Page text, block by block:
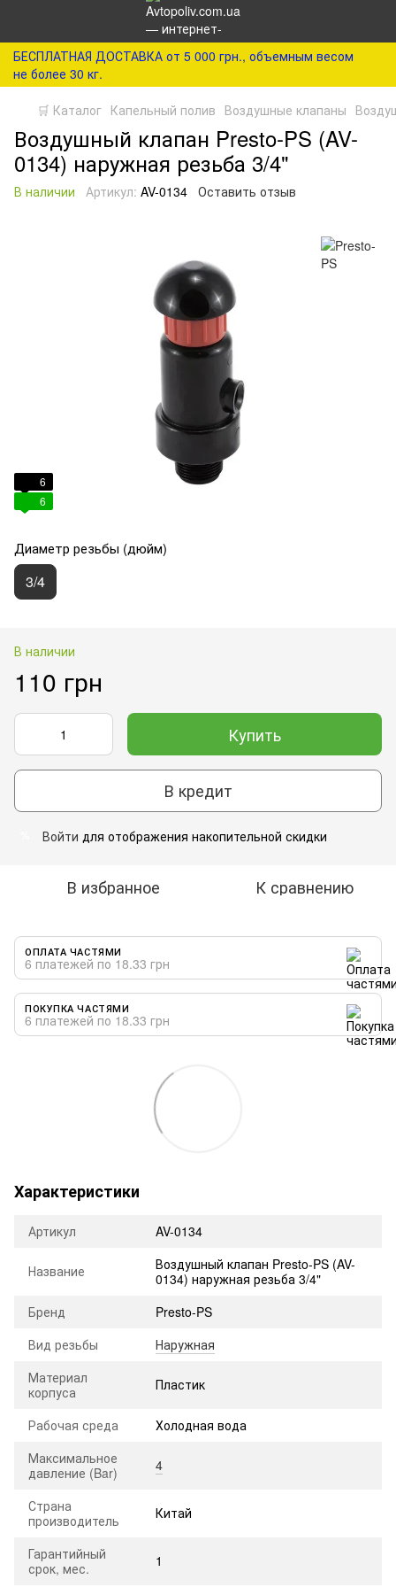
БЕСПЛАТНАЯ ДОСТАВКА от 5 000 грн., объемным весом
не более 30 кг.
🛒 Каталог Капельный полив Воздушные клапаны
Воздушный клапан Presto-PS (AV-
0134) наружная резьба 3/4"
В наличии Артикул: AV-0134 Оставить отзыв
6
6
Диаметр резьбы (дюйм)
3/4
В наличии
110 грн
Купить
В кредит
Войти для отображения накопительной скидки
В избранное К сравнению
ОПЛАТА ЧАСТЯМИ
6 платежей по 18.33 грн
ПОКУПКА ЧАСТЯМИ
6 платежей по 18.33 грн
Характеристики
Артикул AV-0134
Название
Воздушный клапан Presto-PS (AV-
0134) наружная резьба 3/4"
Бренд
Presto-PS
Вид резьбы
Наружная
Материал
корпуса
Пластик
Рабочая среда
Холодная вода
Максимальное
давление (Bar)
4
Страна
производитель
Китай
Гарантийный
срок, мес.
1